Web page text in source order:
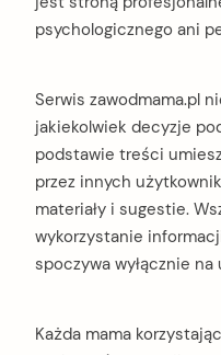
psychologicznego ani
Serwis zawodmama.pl
jakiekolwiek decyzje
podstawie treści
przez innych
materiały i sugestie.
wykorzystanie
spoczywa wyłącznie
Każda mama